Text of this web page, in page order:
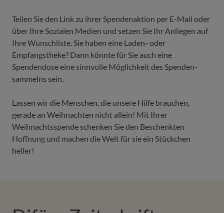
Teilen Sie den Link zu ihrer Spendenaktion per E-Mail oder
über Ihre Sozialen Medien und setzen Sie Ihr Anliegen auf
Ihre Wunschliste. Sie haben eine Laden- oder
Empfangstheke? Dann könnte für Sie auch eine
Spendendose eine sinnv­olle Möglich­keit des Spenden­
sammelns sein.
Lassen wir die Menschen, die unsere Hilfe brauchen,
gerade an Weihnachten nicht allein! Mit Ihrer
Weihnachtsspende schenken Sie den Beschenkten
Hoffnung und machen die Welt für sie ein Stückchen
heller!